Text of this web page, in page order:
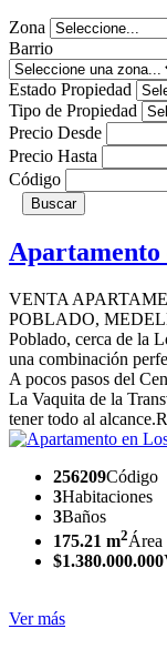
Zona
Barrio
Estado Propiedad
Tipo de Propiedad
Precio Desde
Precio Hasta
Código
Buscar
Apartamento
VENTA
POBLADO,
Poblado, cerca de la
una combinación
A pocos pasos del
La Vaquita de la
tener todo al
256209Código
3Habitaciones
3Baños
175.21 m2Área
$1.380.000.000
Ver más